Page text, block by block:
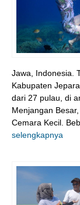
Jawa, Indonesia.
Kabupaten
dari 27 pulau, di
Menjangan
Cemara Kecil.
selengkapnya